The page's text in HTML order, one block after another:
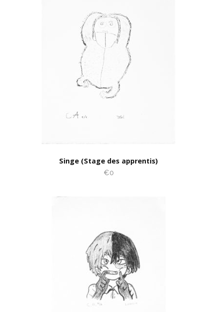
Singe (Stage des apprentis)
€0